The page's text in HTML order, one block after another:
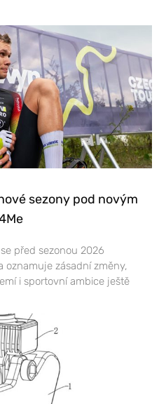
sezony pod novým
před sezonou 2026
zásadní změny,
i sportovní ambice ještě